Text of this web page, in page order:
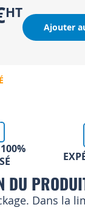
Ajouter
DU
Dans la